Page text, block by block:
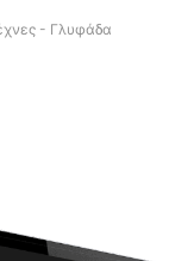
- Γλυφάδα